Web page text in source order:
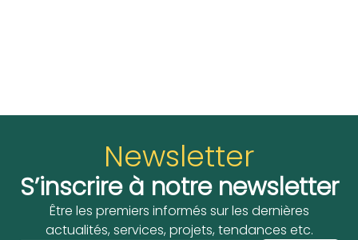
Newsletter
S’inscrire à notre newsletter
Être les premiers informés sur les dernières
actualités, services, projets, tendances etc.